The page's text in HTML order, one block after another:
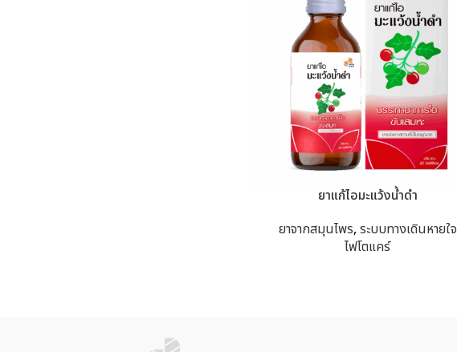
ยาแก้ไอมะแว้งน้ำดำ
ยาจากสมุนไพร, ระบบทางเดินหายใจ
ไฟโตแคร์